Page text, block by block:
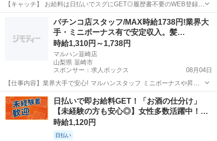
【キャッチ】 お給料は日払いでスグにGET◎履歴書不要のWEB登録
OK！「検査」高時給1217円～1522円！山梨県韮崎市周辺！20代～40
代のスタッフが多数活躍中★ 【コメント】 製造のお仕事をお探しにおパチンコ店スタッフ/MAX時給1738円!業界大
手・ミニボーナス有で安定収入。髪…
時給1,310円～1,738円
マルハン韮崎店
山梨県 韮崎市
スポンサー：求人ボックス
08月04日
【仕事内容】業界大手で安心! マルハンスタッフ ミニボーナスや昇給
制度など、 長く続けやすい待遇が充実! 髪型・髪色自由だから、 あな
たらしさはそのままでOK 未経験から接客スキルを 身につけられます!
<仕事内容詳細> ホール接...
アルバイト・パート
日払いで即お給料GET！「お酒の仕分け」
【未経験の方も安心◎】女性多数活躍中！…
時給1,120円
日払い